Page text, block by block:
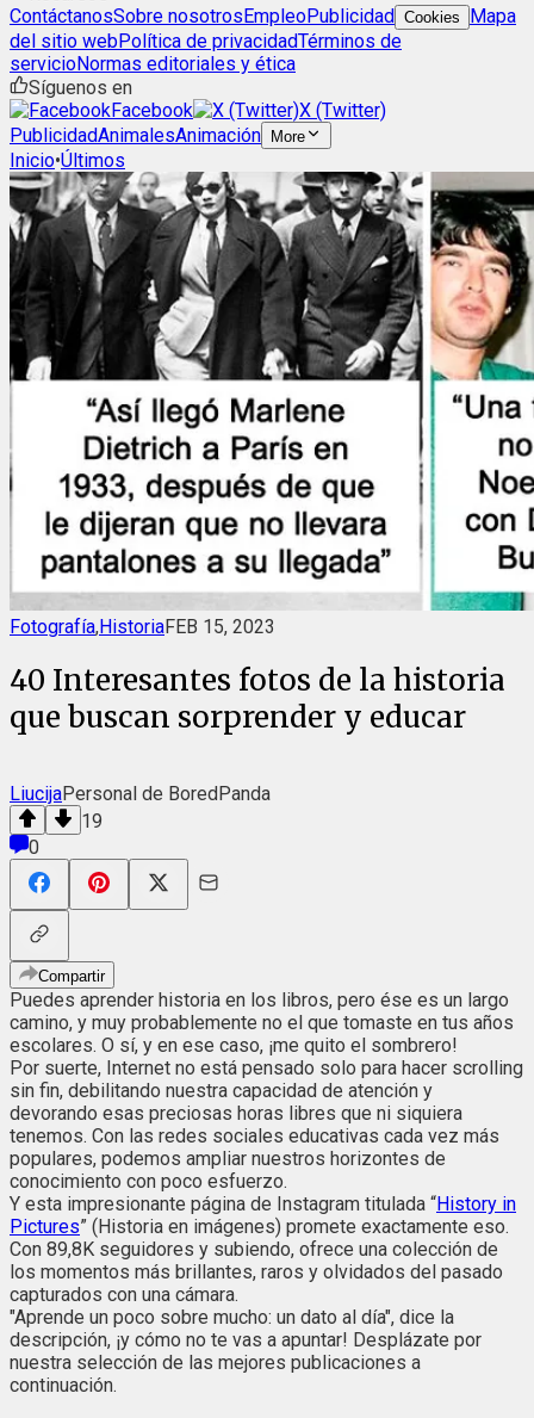
ContáctanosSobre nosotrosEmpleoPublicidad Cookies
Mapa
del sitio webPolítica de privacidadTérminos de
servicioNormas editoriales y ética
Síguenos en
Facebook
X (Twitter)
PublicidadAnimalesAnimación More
Inicio•Últimos
Fotografía,HistoriaFEB 15, 2023
40 Interesantes fotos de la historia
que buscan sorprender y educar
LiucijaPersonal de BoredPanda
19
0
Compartir
Puedes aprender historia en los libros, pero ése es un largo
camino, y muy probablemente no el que tomaste en tus años
escolares. O sí, y en ese caso, ¡me quito el sombrero!
Por suerte, Internet no está pensado solo para hacer scrolling
sin fin, debilitando nuestra capacidad de atención y
devorando esas preciosas horas libres que ni siquiera
tenemos. Con las redes sociales educativas cada vez más
populares, podemos ampliar nuestros horizontes de
conocimiento con poco esfuerzo.
Y esta impresionante página de Instagram titulada “History in
Pictures” (Historia en imágenes) promete exactamente eso.
Con 89,8K seguidores y subiendo, ofrece una colección de
los momentos más brillantes, raros y olvidados del pasado
capturados con una cámara.
"Aprende un poco sobre mucho: un dato al día", dice la
descripción, ¡y cómo no te vas a apuntar! Desplázate por
nuestra selección de las mejores publicaciones a
continuación.